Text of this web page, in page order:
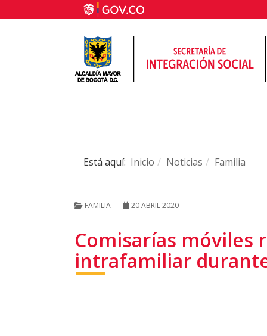
Está aquí: Inicio Noticias Familia
FAMILIA 20 ABRIL 2020
Comisarías móviles
intrafamiliar